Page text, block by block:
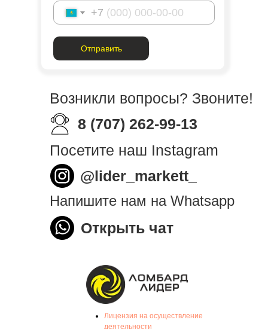
+7
Отправить
Возникли вопросы? Звоните!
8 (707) 262-99-13
Напишите нам на Whatsapp
Открыть чат
Посетите наш Instagram
@lider_markett_
Лицензия на осуществление
деятельности